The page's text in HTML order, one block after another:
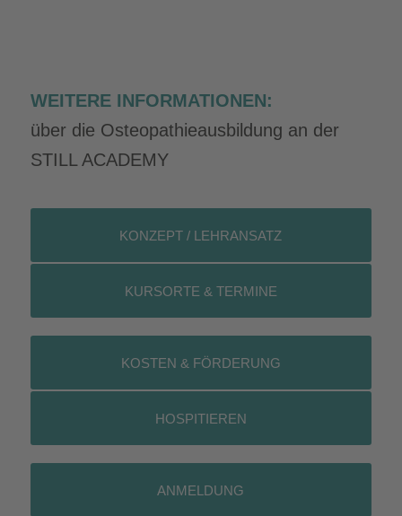
WEITERE INFORMATIONEN:
über die Osteopathieausbildung an der
STILL ACADEMY
KONZEPT / LEHRANSATZ
KURSORTE & TERMINE
KOSTEN & FÖRDERUNG
HOSPITIEREN
ANMELDUNG